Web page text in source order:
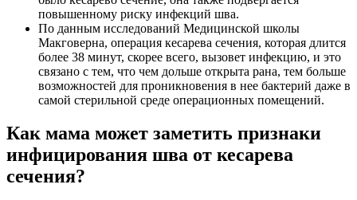
повышенному риску инфекций шва.
По данным исследований Медицинской школы
Макговерна, операция кесарева сечения, которая длится
более 38 минут, скорее всего, вызовет инфекцию, и это
связано с тем, что чем дольше открыта рана, тем больше
возможностей для проникновения в нее бактерий даже в
самой стерильной среде операционных помещений.
Как мама может заметить признаки
инфицирования шва от кесарева
сечения?